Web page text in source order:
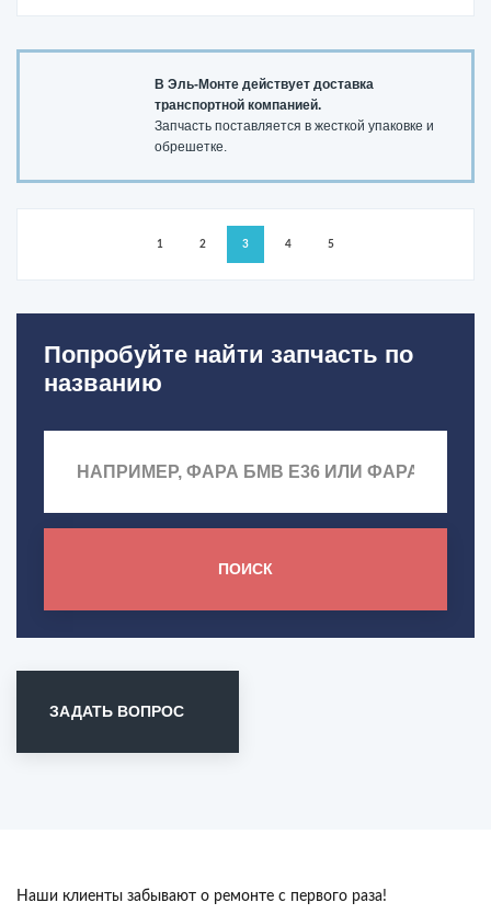
В Эль-Монте действует доставка
транспортной компанией.
Запчасть поставляется в жесткой упаковке и
обрешетке.
1 2 3 4 5
Попробуйте найти запчасть по
названию
ПОИСК
ЗАДАТЬ ВОПРОС
Наши клиенты забывают о ремонте с первого раза!